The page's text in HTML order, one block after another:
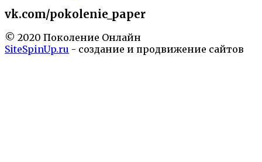
vk.com/pokolenie_paper
© 2020 Поколение Онлайн
SiteSpinUp.ru - создание и продвижение сайтов